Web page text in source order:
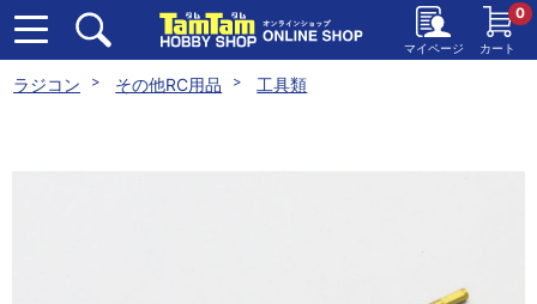
マイページ カート
0
ラジコン その他RC用品 工具類